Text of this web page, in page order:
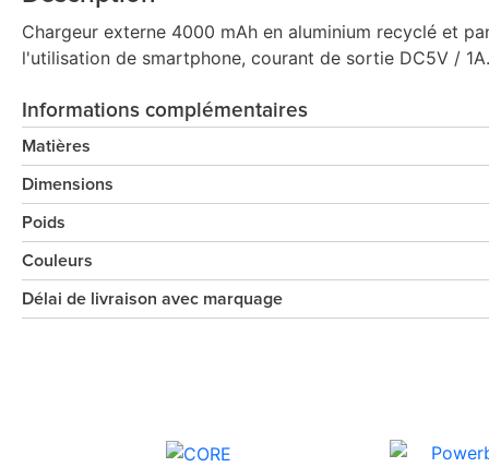
Chargeur externe 4000 mAh en aluminium recyclé et
l'utilisation de smartphone, courant de sortie DC5V /
Informations complémentaires
Matières
Dimensions
Poids
Couleurs
Délai de livraison avec marquage